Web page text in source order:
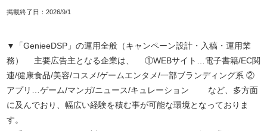
掲載終了日： 2026/9/1
▼「GenieeDSP」の運用全般（キャンペーン設計・入稿・運用業
務） 主要広告主となる企業は、 ①WEBサイト…電子書籍/EC関
連/健康食品/美容/コスメ/ゲームエンタメ/一部ブランディング系 ②
アプリ…ゲーム/マンガ/ニュース/キュレーション など、多方面
に及んでおり、幅広い経験を積む事が可能な環境となっておりま
す。